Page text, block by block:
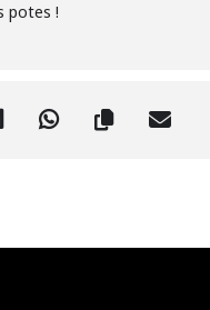
potes !